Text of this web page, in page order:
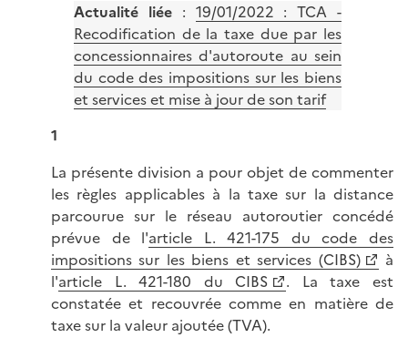
Actualité liée: 19/01/2022 : TCA -
Recodification de la taxe due par les
concessionnaires d'autoroute au sein
du code des impositions sur les biens
et services et mise à jour de son tarif
1
La présente division a pour objet de commenter
les règles applicables à la taxe sur la distance
parcourue sur le réseau autoroutier concédé
prévue de l'article L. 421-175 du code des
impositions sur les biens et services (CIBS)
à
l'article L. 421-180 du CIBS
. La taxe est
constatée et recouvrée comme en matière de
taxe sur la valeur ajoutée (TVA).